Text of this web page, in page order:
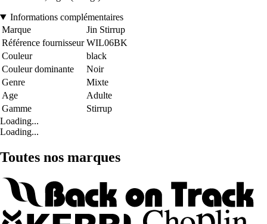
Informations complémentaires
Marque
Jin Stirrup
Référence fournisseur WIL06BK
Couleur
black
Couleur dominante
Noir
Genre
Mixte
Age
Adulte
Gamme
Stirrup
Loading...
Loading...
Toutes nos marques